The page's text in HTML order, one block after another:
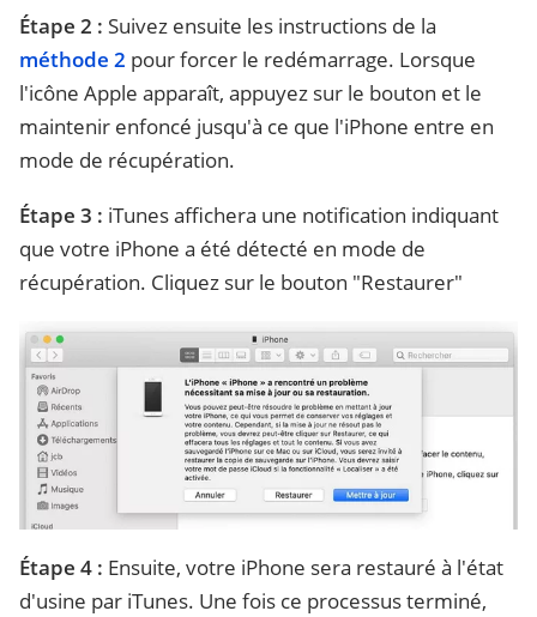
Étape 2 : Suivez ensuite les instructions de la
méthode 2 pour forcer le redémarrage. Lorsque
l'icône Apple apparaît, appuyez sur le bouton et le
maintenir enfoncé jusqu'à ce que l'iPhone entre en
mode de récupération.
Étape 3 : iTunes affichera une notification indiquant
que votre iPhone a été détecté en mode de
récupération. Cliquez sur le bouton "Restaurer"
Étape 4 : Ensuite, votre iPhone sera restauré à l'état
d'usine par iTunes. Une fois ce processus terminé,